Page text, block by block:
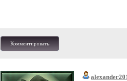
Комментировать